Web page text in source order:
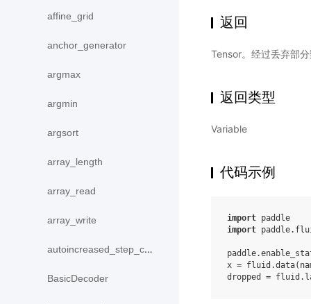
affine_grid
anchor_generator
argmax
argmin
argsort
array_length
array_read
array_write
autoincreased_step_counter
BasicDecoder
返回
Tensor。经过丢弃部
返回类型
Variable
代码示例
import paddle
import
paddle.
x = fluid .data(
dropped
= fluid .